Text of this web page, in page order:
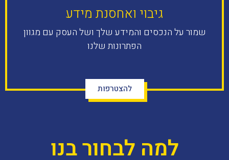
גיבוי ואחסנת מידע​
שמור על הנכסים והמידע שלך ושל העסק עם מגוון
הפתרונות שלנו​
להצטרפות
למה לבחור בנו